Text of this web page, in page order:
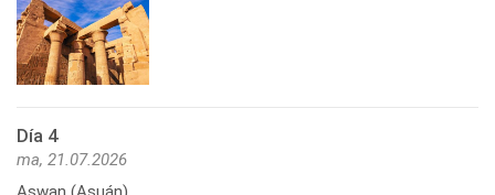
Día 4
ma, 21.07.2026